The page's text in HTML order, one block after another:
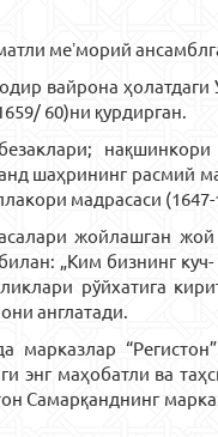
меʼморий
вайрона
60)ни қурдирган.
шаҳрининг расмий
мадрасаси (1647-
жойлашган
„Ким бизнинг
рўйхатига
англатади.
марказлар
энг маҳобатли ва
Самарқанднинг